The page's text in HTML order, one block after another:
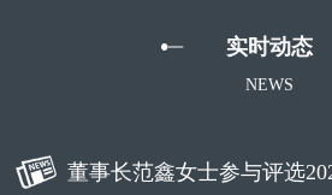
实时动态
NEWS
董事长范鑫女士参与评选